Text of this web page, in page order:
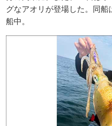
グなアオリが登場した。同
船中。